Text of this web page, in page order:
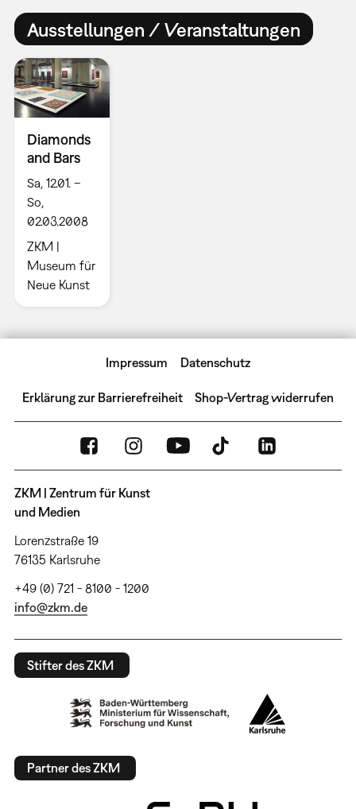
Ausstellungen / Veranstaltungen
Diamonds
and Bars
Sa, 12.01. –
So,
02.03.2008
ZKM |
Museum für
Neue Kunst
Impressum Datenschutz
Erklärung zur Barrierefreiheit Shop-Vertrag widerrufen
ZKM | Zentrum für Kunst
und Medien
Lorenzstraße 19
76135 Karlsruhe
+49 (0) 721 - 8100 - 1200
info@zkm.de
Stifter des ZKM
Partner des ZKM